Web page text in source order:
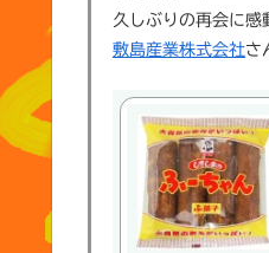
久しぶりの再会に感
敷島産業株式会社さ